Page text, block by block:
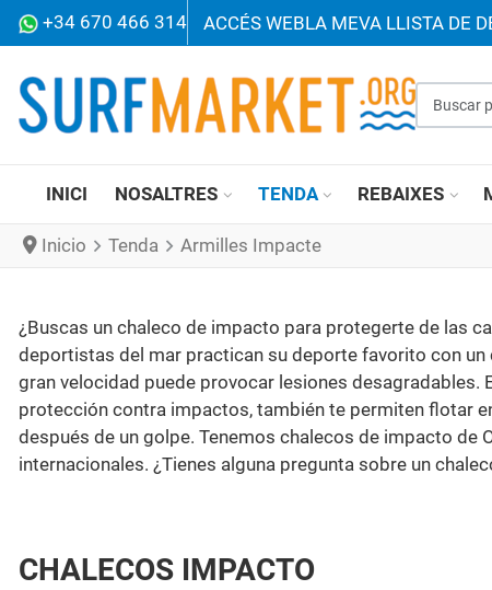
+34 670 466 314 ACCÉS WEBLA MEVA LLISTA DE
Buscar
INICI NOSALTRES TENDA REBAIXES
Inicio Tenda Armilles Impacte
¿Buscas un chaleco de impacto para protegerte de las
deportistas del mar practican su deporte favorito con
gran velocidad puede provocar lesiones desagradables.
protección contra impactos, también te permiten flotar
después de un golpe. Tenemos chalecos de impacto de
internacionales. ¿Tienes alguna pregunta sobre un
CHALECOS IMPACTO